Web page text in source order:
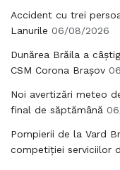
Accident cu trei
Lanurile 06/08/2026
Dunărea Brăila a
CSM Corona Brașov
Noi avertizări meteo
final de săptămână
Pompierii de la Vard
competiției serviciilor